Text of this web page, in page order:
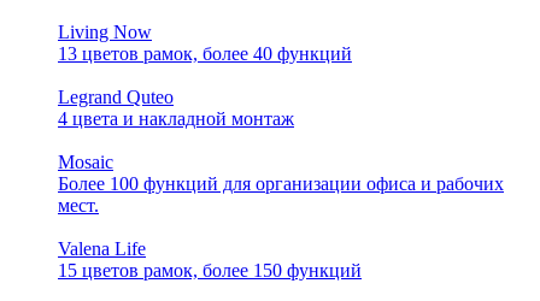
Living Now
13 цветов рамок, более 40 функций
Legrand Quteo
4 цвета и накладной монтаж
Mosaic
Более 100 функций для организации офиса и рабочих
мест.
Valena Life
15 цветов рамок, более 150 функций